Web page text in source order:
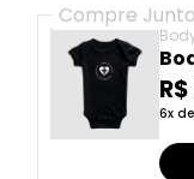
Compre Junto
6x